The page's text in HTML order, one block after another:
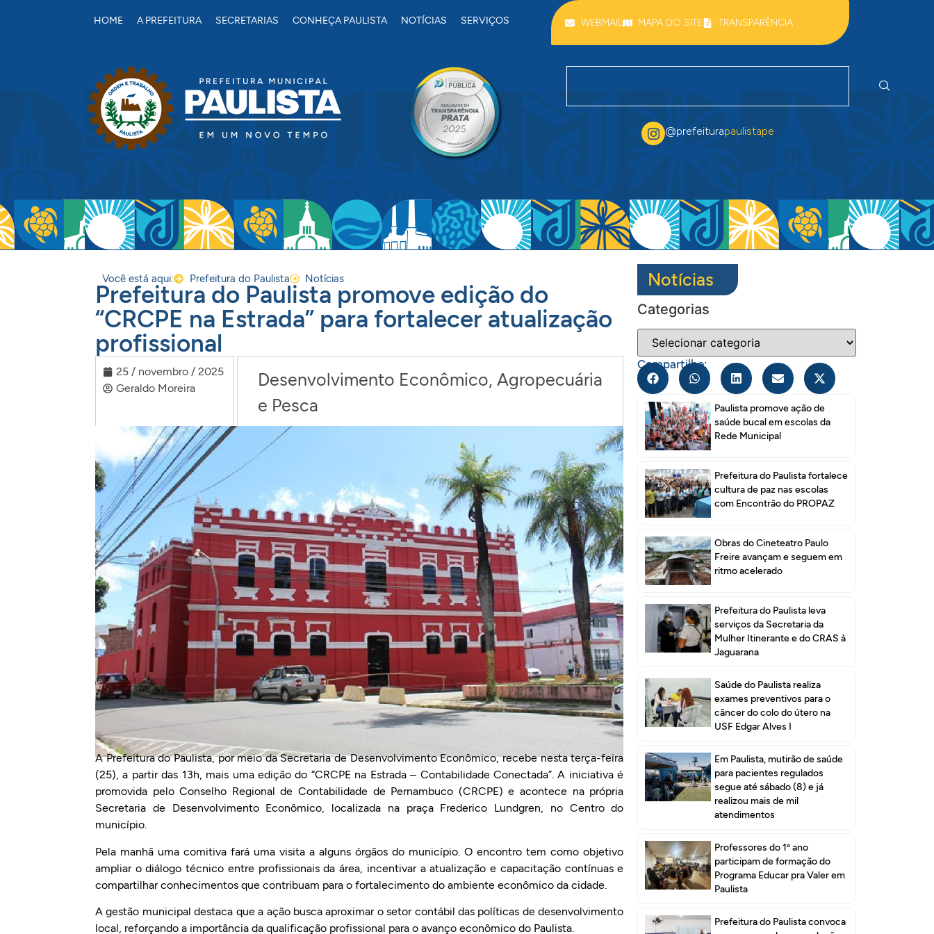
HOME A PREFEITURA SECRETARIAS CONHEÇA PAULISTA NOTÍCIAS SERVIÇOS WEBMAIL MAPA DO SITE TRANSPARÊNCIA
@prefeiturapaulistape
Você está aqui: Prefeitura do Paulista Notícias
Prefeitura do Paulista promove edição do
“CRCPE na Estrada” para fortalecer atualização
profissional
25 / novembro / 2025
Geraldo Moreira
Desenvolvimento Econômico, Agropecuária
e Pesca
A Prefeitura do Paulista, por meio da Secretaria de Desenvolvimento Econômico, recebe nesta terça-feira
(25), a partir das 13h, mais uma edição do “CRCPE na Estrada – Contabilidade Conectada”. A iniciativa é
promovida pelo Conselho Regional de Contabilidade de Pernambuco (CRCPE) e acontece na própria
Secretaria de Desenvolvimento Econômico, localizada na praça Frederico Lundgren, no Centro do
município.
Pela manhã uma comitiva fará uma visita a alguns órgãos do município. O encontro tem como objetivo
ampliar o diálogo técnico entre profissionais da área, incentivar a atualização e capacitação contínuas e
compartilhar conhecimentos que contribuam para o fortalecimento do ambiente econômico da cidade.
A gestão municipal destaca que a ação busca aproximar o setor contábil das políticas de desenvolvimento
local, reforçando a importância da qualificação profissional para o avanço econômico do Paulista.
Notícias
Categorias
Compartilhe:
Paulista promove ação de
saúde bucal em escolas da
Rede Municipal
Prefeitura do Paulista fortalece
cultura de paz nas escolas
com Encontrão do PROPAZ
Obras do Cineteatro Paulo
Freire avançam e seguem em
ritmo acelerado
Prefeitura do Paulista leva
serviços da Secretaria da
Mulher Itinerante e do CRAS à
Jaguarana
Saúde do Paulista realiza
exames preventivos para o
câncer do colo do útero na
USF Edgar Alves I
Em Paulista, mutirão de saúde
para pacientes regulados
segue até sábado (8) e já
realizou mais de mil
atendimentos
Professores do 1º ano
participam de formação do
Programa Educar pra Valer em
Paulista
Prefeitura do Paulista convoca